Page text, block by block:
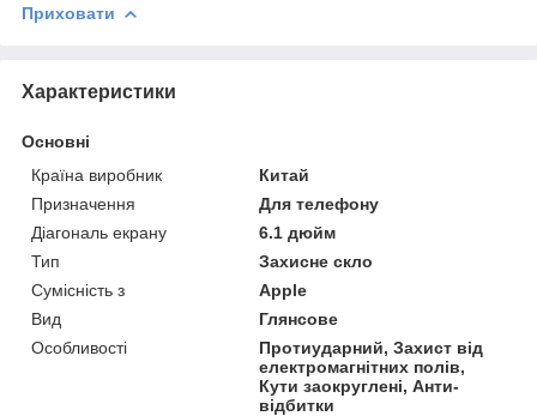
Приховати
Характеристики
Основні
Країна виробник
Китай
Призначення
Для телефону
Діагональ екрану
6.1 дюйм
Тип
Захисне скло
Сумісність з
Apple
Вид
Глянсове
Особливості
Протиударний, Захист від
електромагнітних полів,
Кути заокруглені, Анти-
відбитки